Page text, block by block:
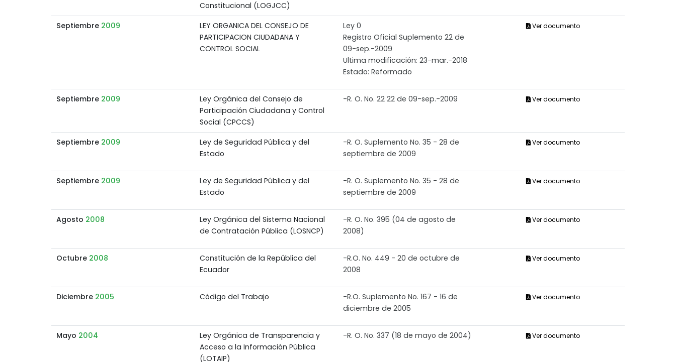
Constitucional (LOGJCC)
Septiembre 2009
LEY ORGANICA DEL CONSEJO DE
PARTICIPACION CIUDADANA Y
CONTROL SOCIAL
Ley 0
Registro Oficial Suplemento 22 de
09-sep.-2009
Ultima modificación: 23-mar.-2018
Estado: Reformado
Ver documento
Septiembre 2009
Ley Orgánica del Consejo de
Participación Ciudadana y Control
Social (CPCCS)
-R. O. No. 22 22 de 09-sep.-2009 Ver documento
Septiembre 2009
Ley de Seguridad Pública y del
Estado
-R. O. Suplemento No. 35 - 28 de
septiembre de 2009
Ver documento
Septiembre 2009
Ley de Seguridad Pública y del
Estado
-R. O. Suplemento No. 35 - 28 de
septiembre de 2009
Ver documento
Agosto 2008
Ley Orgánica del Sistema Nacional
de Contratación Pública (LOSNCP)
-R. O. No. 395 (04 de agosto de
2008)
Ver documento
Octubre 2008
Constitución de la República del
Ecuador
-R.O. No. 449 - 20 de octubre de
2008
Ver documento
Diciembre 2005 Código del Trabajo
-R.O. Suplemento No. 167 - 16 de
diciembre de 2005
Ver documento
Mayo 2004
Ley Orgánica de Transparencia y
Acceso a la Información Pública
(LOTAIP)
-R. O. No. 337 (18 de mayo de 2004) Ver documento